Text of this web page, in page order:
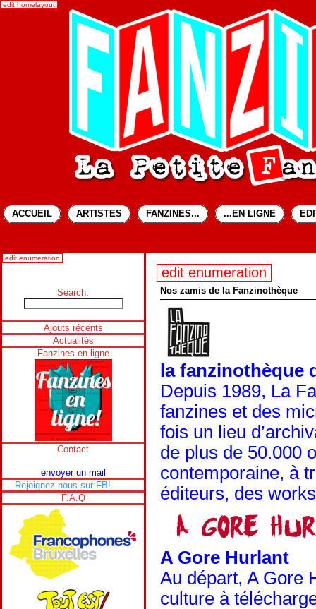
edit homelayout
ACCUEIL ARTISTES FANZINES... ...EN LIGNE
edit enumeration
Search:
Ajouts récents
Actualités
Fanzines en ligne
Contact
envoyer un mail
Rejoignez-nous sur FB!
F.A.Q
edit enumeration
Nos zamis de la Fanzinothèque
la fanzinothèque
Depuis 1989, La
fanzines et des
fois un lieu
de plus de 50.000
contemporaine, à
éditeurs, des
A Gore Hurlant
Au départ, A Gore
culture à